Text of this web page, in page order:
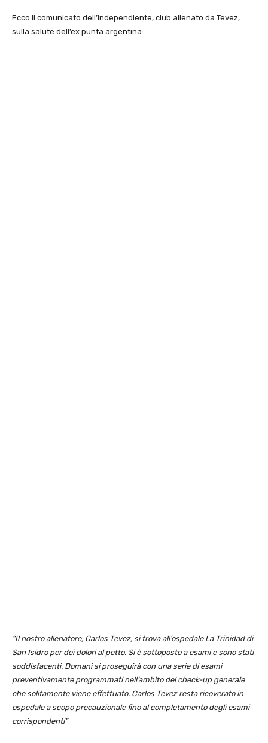
Ecco il comunicato dell’Independiente, club allenato da Tevez,
sulla salute dell’ex punta argentina:
“Il nostro allenatore, Carlos Tevez, si trova all’ospedale La Trinidad di
San Isidro per dei dolori al petto. Si è sottoposto a esami e sono stati
soddisfacenti. Domani si proseguirà con una serie di esami
preventivamente programmati nell’ambito del check-up generale
che solitamente viene effettuato. Carlos Tevez resta ricoverato in
ospedale a scopo precauzionale fino al completamento degli esami
corrispondenti”